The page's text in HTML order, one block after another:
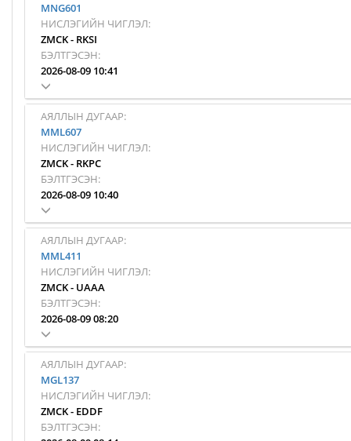
MNG601
НИСЛЭГИЙН ЧИГЛЭЛ:
ZMCK- RKSI
БЭЛТГЭСЭН:
2026-08-09 10:41
АЯЛЛЫН ДУГААР:
MML607
НИСЛЭГИЙН ЧИГЛЭЛ:
ZMCK- RKPC
БЭЛТГЭСЭН:
2026-08-09 10:40
АЯЛЛЫН ДУГААР:
MML411
НИСЛЭГИЙН ЧИГЛЭЛ:
ZMCK- UAAA
БЭЛТГЭСЭН:
2026-08-09 08:20
АЯЛЛЫН ДУГААР:
MGL137
НИСЛЭГИЙН ЧИГЛЭЛ:
ZMCK- EDDF
БЭЛТГЭСЭН: